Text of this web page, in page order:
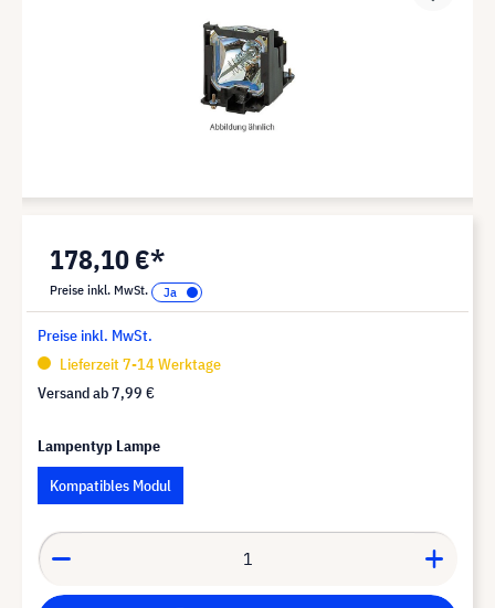
178,10 €*
Preise inkl. MwSt.
Preise inkl. MwSt.
Lieferzeit 7-14 Werktage
Versand ab7,99 €
Lampentyp Lampe
Kompatibles Modul